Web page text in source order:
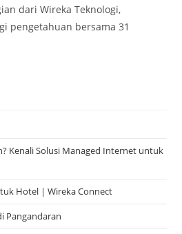
dari Wireka Teknologi,
pengetahuan bersama 31
Kenali Solusi Managed Internet untuk
Hotel | Wireka Connect
Pangandaran